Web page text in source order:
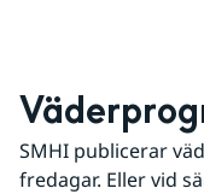
SMHI publicerar
fredagar. Eller vid